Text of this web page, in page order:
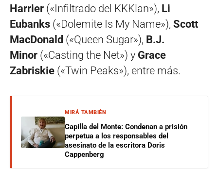
Harrier («Infiltrado del KKKlan»), Li
Eubanks («Dolemite Is My Name»), Scott
MacDonald («Queen Sugar»), B.J.
Minor («Casting the Net») y Grace
Zabriskie («Twin Peaks»), entre más.
MIRÁ TAMBIÉN
Capilla del Monte: Condenan a prisión
perpetua a los responsables del
asesinato de la escritora Doris
Cappenberg